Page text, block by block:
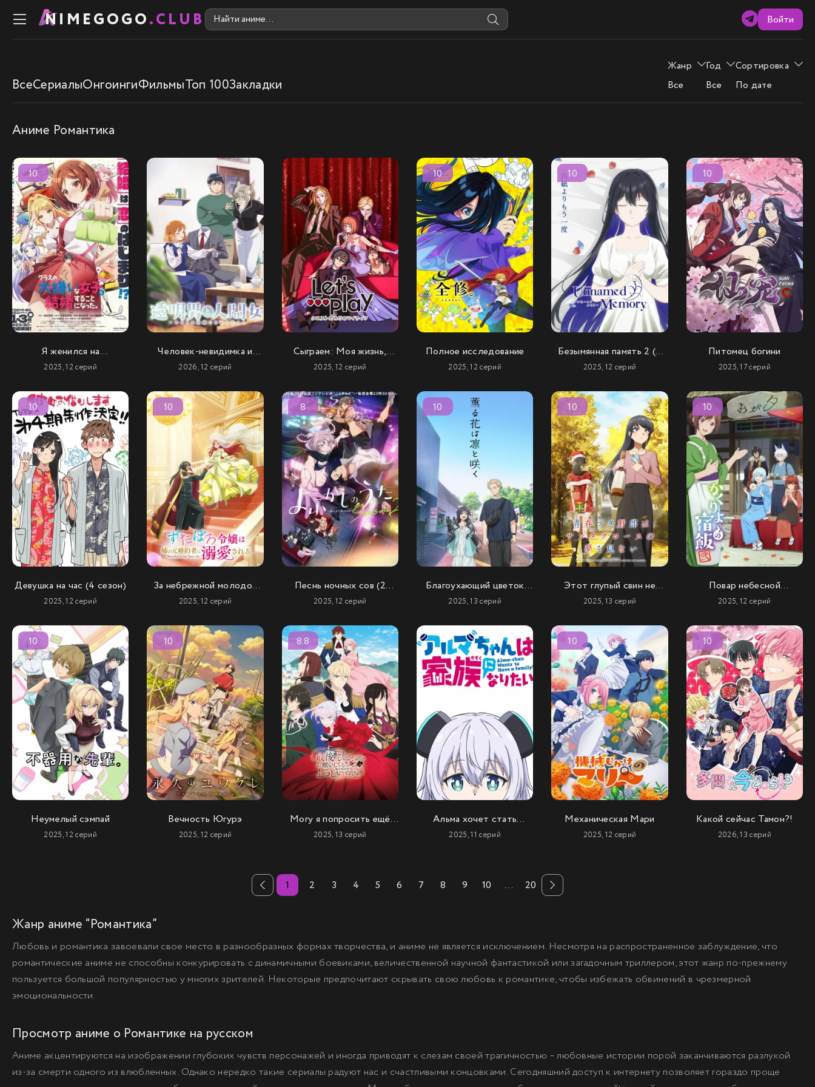
NIMEGOGO.CLUB Войти
ВсеСериалыОнгоингиФильмыТоп 100Закладки
Жанр
Все
Год
Все
Сортировка
По дате
Аниме Романтика
10
Я женился на
однокласснице, которую
2025, 12 серий
Человек-невидимка и
обычная девушка: Эти
и женой
2026, 12 серий
Сыграем: Моя жизнь,
полная квестов
2025, 12 серий
10
Полное исследование
2025, 12 серий
10
Безымянная память 2 (2
сезон)
2025, 12 серий
10
Питомец богини
2025, 17 серий
10
Девушка на час (4 сезон)
2025, 12 серий
10
За небрежной молодой
девушкой ухаживает
2025, 12 серий
8
Песнь ночных сов (2
сезон)
2025, 12 серий
10
Благоухающий цветок
расцветает с
2025, 13 серий
10
Этот глупый свин не
понимает мечту Санта-
2025, 13 серий
10
Повар небесной
гостиницы (2 сезон)
2025, 12 серий
10
Неумелый сэмпай
2025, 12 серий
10
Вечность Югурэ
2025, 12 серий
8.8
Могу я попросить ещё
кое-что?
2025, 13 серий
Альма хочет стать
семьёй
2025, 11 серий
10
Механическая Мари
2025, 12 серий
10
Какой сейчас Тамон?!
2026, 13 серий
1 2 3 4 5 6 7 8 9 10 ... 20
Жанр аниме “Романтика”
Любовь и романтика завоевали свое место в разнообразных формах творчества, и аниме не является исключением. Несмотря на распространенное заблуждение, что
романтические аниме не способны конкурировать с динамичными боевиками, величественной научной фантастикой или загадочным триллером, этот жанр по-прежнему
пользуется большой популярностью у многих зрителей. Некоторые предпочитают скрывать свою любовь к романтике, чтобы избежать обвинений в чрезмерной
эмоциональности.
Просмотр аниме о Романтике на русском
Аниме акцентируются на изображении глубоких чувств персонажей и иногда приводят к слезам своей трагичностью – любовные истории порой заканчиваются разлукой
из-за смерти одного из влюбленных. Однако нередко такие сериалы радуют нас и счастливыми концовками. Сегодняшний доступ к интернету позволяет гораздо проще